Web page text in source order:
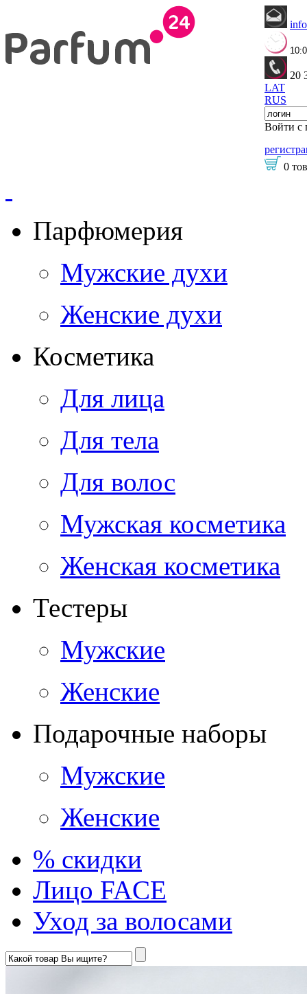
20
LAT
RUS
Войти с
0
Парфюмерия
Мужские духи
Женские духи
Косметика
Для лица
Для тела
Для волос
Мужская косметика
Женская косметика
Тестеры
Мужские
Женские
Подарочные наборы
Мужские
Женские
% скидки
Лицо FACE
Уход за волосами